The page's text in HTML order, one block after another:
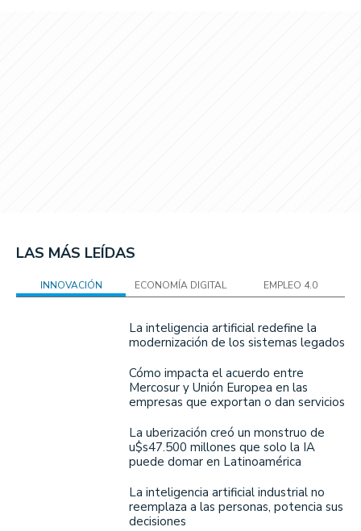
LAS MÁS LEÍDAS
INNOVACIÓN ECONOMÍA DIGITAL EMPLEO 4.0
La inteligencia artificial redefine la
modernización de los sistemas legados
Cómo impacta el acuerdo entre
Mercosur y Unión Europea en las
empresas que exportan o dan servicios
La uberización creó un monstruo de
u$s47.500 millones que solo la IA
puede domar en Latinoamérica
La inteligencia artificial industrial no
reemplaza a las personas, potencia sus
decisiones